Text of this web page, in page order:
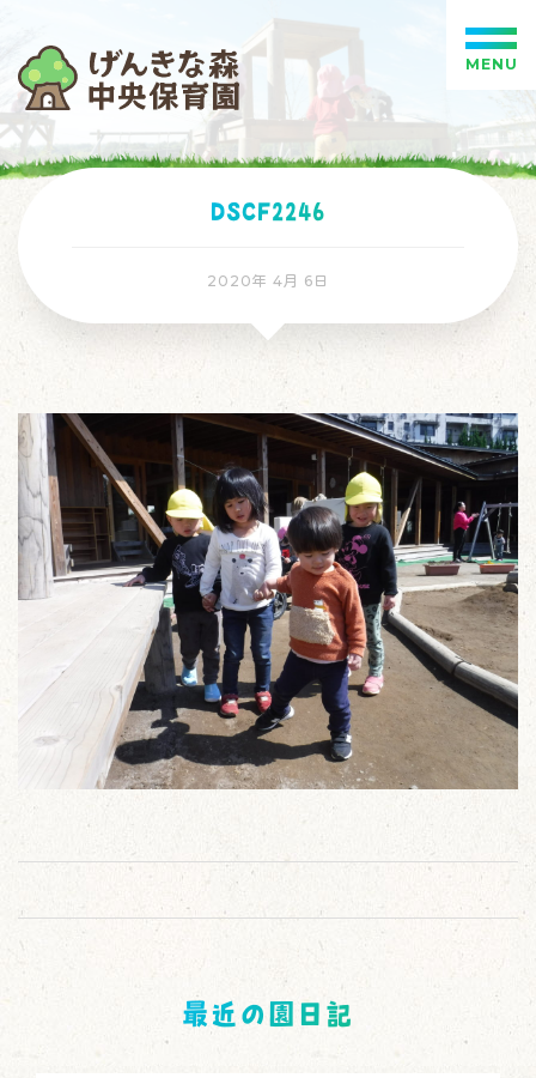
DSCF2246
2020年 4月 6日
最近の園日記
MENU